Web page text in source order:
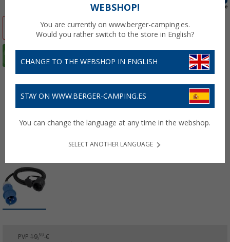
PVP 19,99€
WEBSHOP!
You are currently on www.berger-camping.es.
Would you rather switch to the store in English?
CHANGE TO THE WEBSHOP IN ENGLISH
STAY ON WWW.BERGER-CAMPING.ES
You can change the language at any time in the webshop.
SELECT ANOTHER LANGUAGE